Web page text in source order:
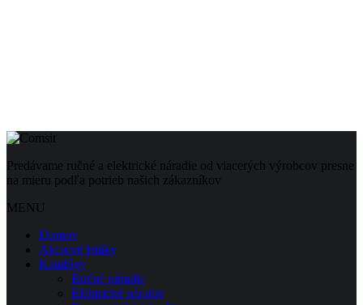
Predávame ručné a elektrické náradie od viacerých výrobcov presne
na mieru podľa potrieb našich zákazníkov
MENU
Domov
Akciové letáky
Katalógy
Ručné náradie
Elektrické náradie